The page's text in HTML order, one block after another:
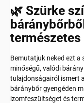
🌿 Szürke
természetes
Bemutatjuk neked ezt a
minőségű, valódi
tulajdonságairól ismert
báránybőr gyengéden
izomfeszültséget és